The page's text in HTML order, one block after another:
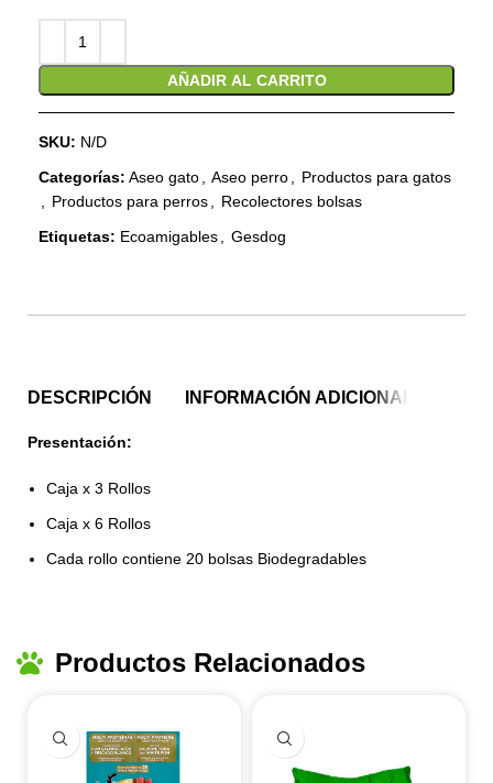
AÑADIR AL CARRITO
SKU: N/D
Categorías: Aseo gato Aseo perro
Productos para gatos
Productos para perros
Recolectores bolsas
Etiquetas: Ecoamigables Gesdog
DESCRIPCIÓN INFORMACIÓN ADICIONAL
Presentación:
Caja x 3 Rollos
Caja x 6 Rollos
Cada rollo contiene 20 bolsas Biodegradables
Productos Relacionados